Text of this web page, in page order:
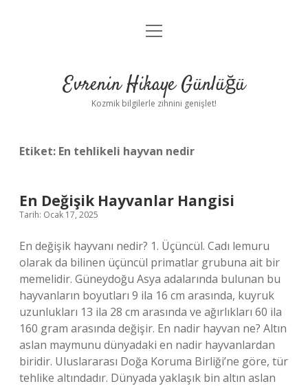
Anasayfa
Yasal Uyarı
menüyü
Evrenin Hikaye Günlüğü
Kozmik bilgilerle zihnini genişlet!
Etiket: En tehlikeli hayvan nedir
En Değişik Hayvanlar Hangisi
Tarih: Ocak 17, 2025
En değişik hayvanı nedir? 1. Üçüncül. Cadı lemuru
olarak da bilinen üçüncül primatlar grubuna ait bir
memelidir. Güneydoğu Asya adalarında bulunan bu
hayvanların boyutları 9 ila 16 cm arasında, kuyruk
uzunlukları 13 ila 28 cm arasında ve ağırlıkları 60 ila
160 gram arasında değişir. En nadir hayvan ne? Altın
aslan maymunu dünyadaki en nadir hayvanlardan
biridir. Uluslararası Doğa Koruma Birliği’ne göre, tür
tehlike altındadır. Dünyada yaklaşık bin altın aslan